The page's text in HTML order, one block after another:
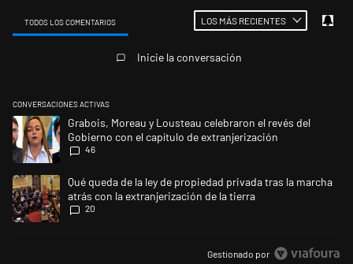
TODOS LOS COMENTARIOS LOS MÁS RECIENTES
Inicie la conversación
CONVERSACIONES ACTIVAS
Este listado muestra los artículos con más comentarios en los últimos
Un artículo de tendencia con el título "Grabois, Moreau y Lousteau
Grabois, Moreau y Lousteau celebraron el revés del
Gobierno con el capítulo de extranjerización
46
Un artículo de tendencia con el título "Qué queda de la ley de
Qué queda de la ley de propiedad privada tras la marcha
atrás con la extranjerización de la tierra
20
Gestionado por